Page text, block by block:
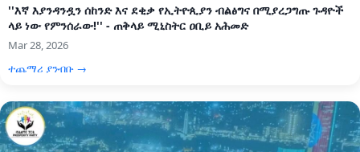
''እኛ እያንዳንዷን ሰከንድ እና ደቂቃ የኢትዮጲያን ብልፅግና በሚያረጋግጡ ጉዳዮች
ላይ ነው የምንሰራው!'' - ጠቅላይ ሚኒስትር ዐቢይ አሕመድ
Mar 28, 2026
ተጨማሪ ያንብቡ →